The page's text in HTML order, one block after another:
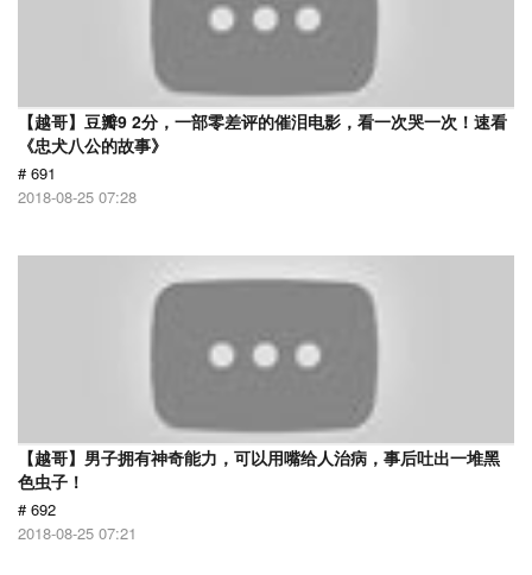
【越哥】豆瓣9 2分，一部零差评的催泪电影，看一次哭一次！速看
《忠犬八公的故事》
# 691
2018-08-25 07:28
【越哥】男子拥有神奇能力，可以用嘴给人治病，事后吐出一堆黑
色虫子！
# 692
2018-08-25 07:21